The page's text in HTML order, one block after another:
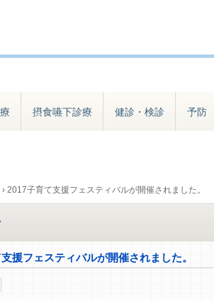
摂食嚥下診療 健診・検診 予防
› 2017子育て支援フェスティバルが開催されました。
援フェスティバルが開催されました。